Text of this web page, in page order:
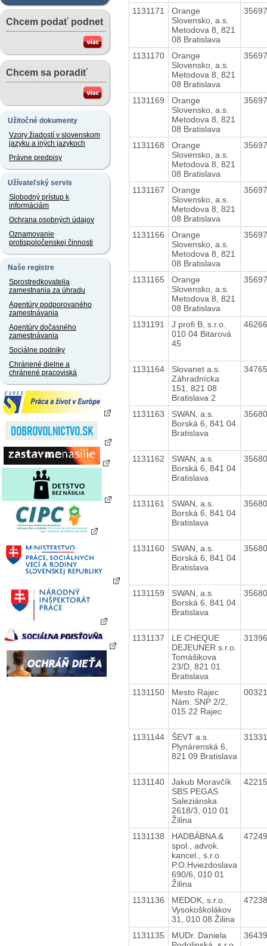
Chcem podať podnet
Chcem sa poradiť
Užitočné dokumenty
Vzory žiadostí v slovenskom
jazyku a iných jazykoch
Právne predpisy
Užívateľský servis
Slobodný prístup k
informáciám
Ochrana osobných údajov
Oznamovanie
protispoločenskej činnosti
Naše registre
Sprostredkovatelia
zamestnania za úhradu
Agentúry podporovaného
zamestnávania
Agentúry dočasného
zamestnávania
Sociálne podniky
Chránené dielne a
chránené pracoviská
1131171
Orange
Slovensko, a.s.
Metodova 8, 821
08 Bratislava
1131170
Orange
Slovensko, a.s.
Metodova 8, 821
08 Bratislava
1131169
Orange
Slovensko, a.s.
Metodova 8, 821
08 Bratislava
1131168
Orange
Slovensko, a.s.
Metodova 8, 821
08 Bratislava
1131167
Orange
Slovensko, a.s.
Metodova 8, 821
08 Bratislava
1131166
Orange
Slovensko, a.s.
Metodova 8, 821
08 Bratislava
1131165
Orange
Slovensko, a.s.
Metodova 8, 821
08 Bratislava
1131191
J profi B, s.r.o.
010 04 Bitarová
45
1131164
Slovanet a.s.
Záhradnícka
151, 821 08
Bratislava 2
1131163
SWAN, a.s.
Borská 6, 841 04
Bratislava
1131162
SWAN, a.s.
Borská 6, 841 04
Bratislava
1131161
SWAN, a.s.
Borská 6, 841 04
Bratislava
1131160
SWAN, a.s.
Borská 6, 841 04
Bratislava
1131159
SWAN, a.s.
Borská 6, 841 04
Bratislava
1131137
LE CHEQUE
DEJEUNER s.r.o.
Tomášikova
23/D, 821 01
Bratislava
1131150
Mesto Rajec
Nám. SNP 2/2,
015 22 Rajec
1131144
ŠEVT a.s.
Plynárenská 6,
821 09 Bratislava
1131140
Jakub Moravčík
SBS PEGAS
Saleziánska
2618/3, 010 01
Žilina
1131138
HADBÁBNA &
spol., advok.
kancel., s.r.o.
P.O.Hviezdoslava
690/6, 010 01
Žilina
1131136
MEDOK, s.r.o.
Vysokoškolákov
31, 010 08 Žilina
1131135
MUDr. Daniela